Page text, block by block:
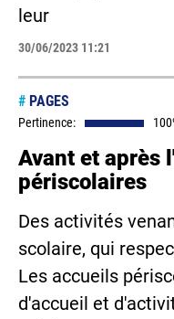
leur
30/06/2023 11:21
# PAGES
Pertinence:
Avant et après
périscolaires
Des activités
scolaire, qui
Les accueils
d'accueil et